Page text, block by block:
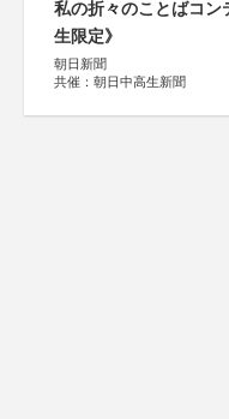
私の折々のことばコ
生限定》
朝日新聞
共催：朝日中高生新聞